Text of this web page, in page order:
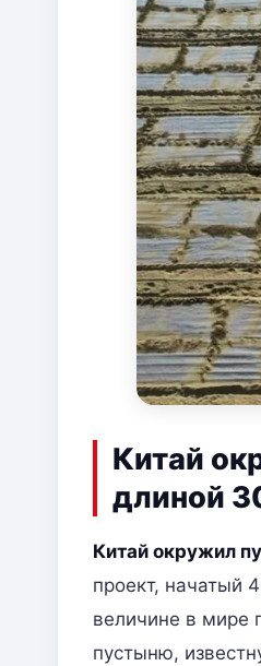
Китай
длиной
Китай окружил
проект, начатый
величине в мире
пустыню,